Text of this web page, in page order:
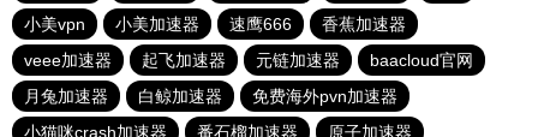
小美vpn
小美加速器 速鹰666
香蕉加速器
veee加速器
起飞加速器 元链加速器
baacloud官网
月兔加速器
白鲸加速器
免费海外pvn加速器
小猫咪crash加速器
番石榴加速器 原子加速器